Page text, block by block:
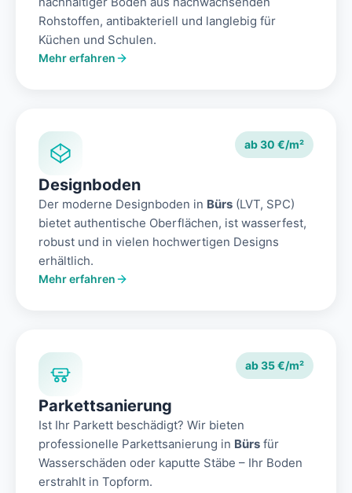
Rohstoffen, antibakteriell und langlebig für
Küchen und Schulen.
Mehr erfahren
ab 30 €/m²
Designboden
Der moderne Designboden in Bürs (LVT, SPC)
bietet authentische Oberflächen, ist wasserfest,
robust und in vielen hochwertigen Designs
erhältlich.
Mehr erfahren
ab 35 €/m²
Parkettsanierung
Ist Ihr Parkett beschädigt? Wir bieten
professionelle Parkettsanierung in Bürs für
Wasserschäden oder kaputte Stäbe – Ihr Boden
erstrahlt in Topform.